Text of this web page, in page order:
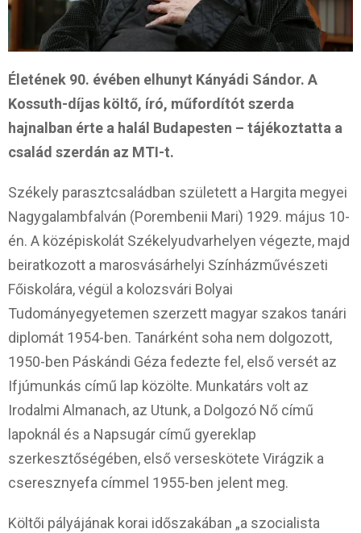
Életének 90. évében elhunyt Kányádi Sándor. A
Kossuth-díjas költő, író, műfordítót szerda
hajnalban érte a halál Budapesten – tájékoztatta a
család szerdán az MTI-t.
Székely parasztcsaládban született a Hargita megyei
Nagygalambfalván (Porembenii Mari) 1929. május 10-
én. A középiskolát Székelyudvarhelyen végezte, majd
beiratkozott a marosvásárhelyi Színházművészeti
Főiskolára, végül a kolozsvári Bolyai
Tudományegyetemen szerzett magyar szakos tanári
diplomát 1954-ben. Tanárként soha nem dolgozott,
1950-ben Páskándi Géza fedezte fel, első versét az
Ifjúmunkás című lap közölte. Munkatárs volt az
Irodalmi Almanach, az Utunk, a Dolgozó Nő című
lapoknál és a Napsugár című gyereklap
szerkesztőségében, első verseskötete Virágzik a
cseresznyefa címmel 1955-ben jelent meg.
Költői pályájának korai időszakában „a szocialista